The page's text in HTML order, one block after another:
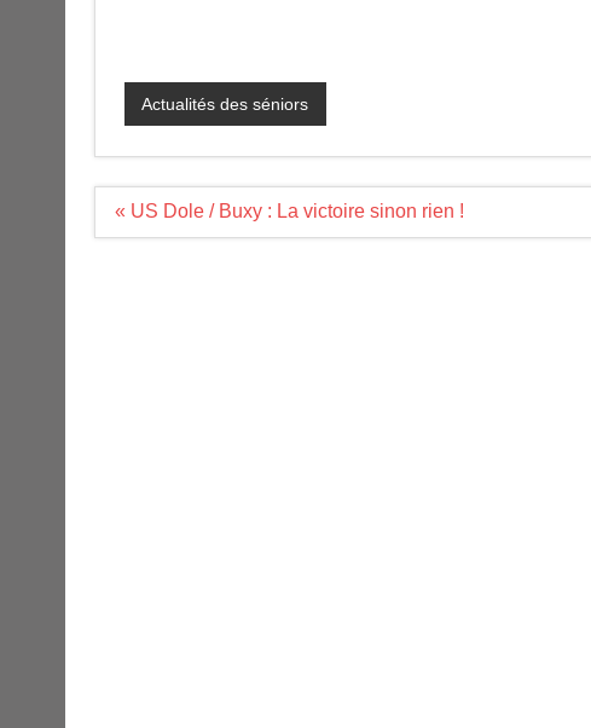
Actualités des séniors
Navigation
« US Dole / Buxy : La victoire sinon rien !